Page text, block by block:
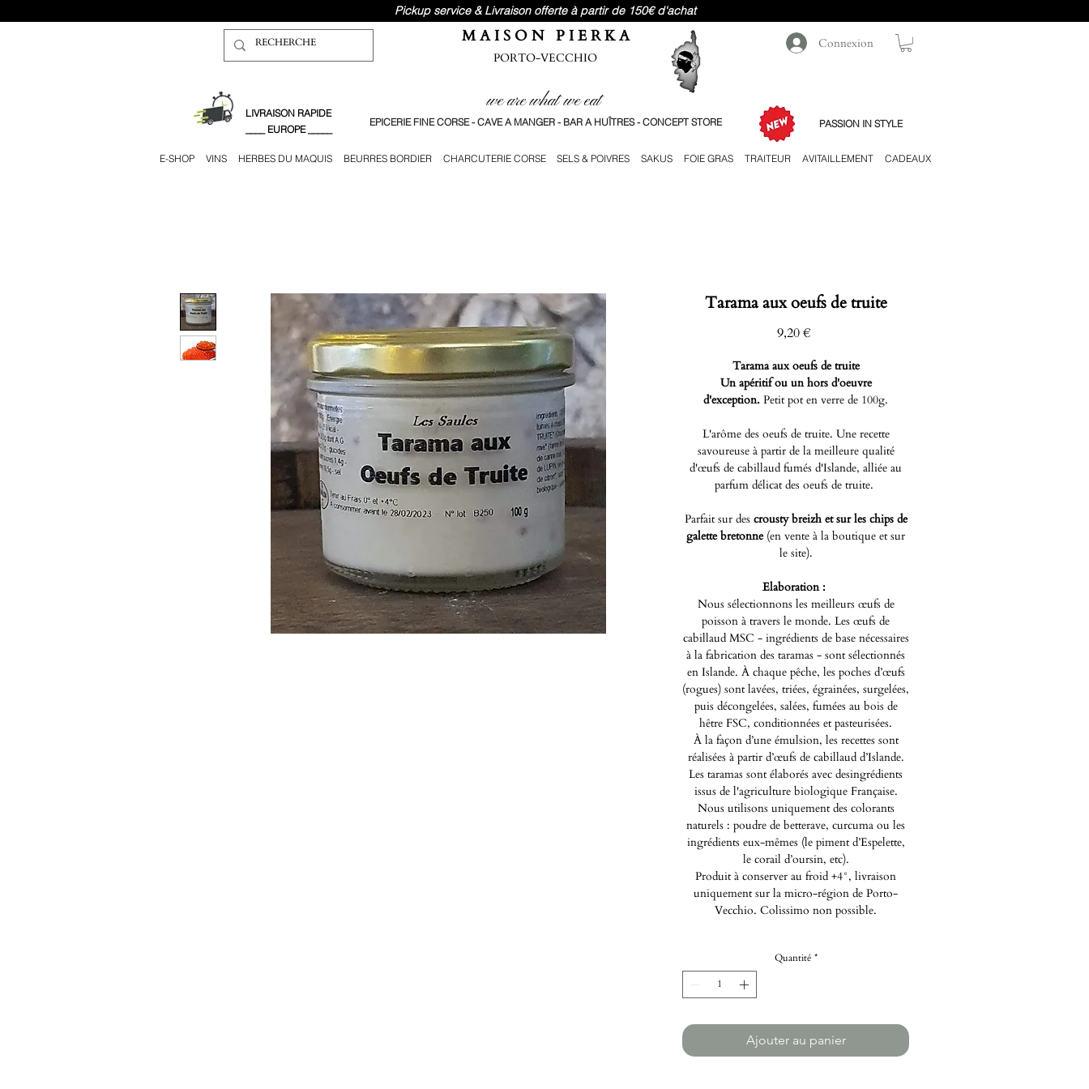
Pickup service & Livraison offerte à partir de 150€ d'achat
M A I S O N P I E R K A
PORTO-VECCHIO
​LIVRAISON RAPIDE
____ EUROPE _____
we are what we eat
EPICERIE FINE CORSE - CAVE A MANGER - BAR A HUÎTRES - CONCEPT STORE
Connexion
PASSION IN STYLE
E-SHOP VINS HERBES DU MAQUIS BEURRES BORDIER CHARCUTERIE CORSE SELS & POIVRES SAKUS FOIE GRAS TRAITEUR AVITAILLEMENT CADEAUX
Tarama aux oeufs de truite
9,20 €Prix
Tarama aux oeufs de truite
Un apéritif ou un hors d'oeuvre
d'exception. Petit pot en verre de 100g.
L'arôme des oeufs de truite. Une recette
savoureuse à partir de la meilleure qualité
d'œufs de cabillaud fumés d'Islande, alliée au
parfum délicat des oeufs de truite.
Parfait sur des crousty breizh et sur les chips de
galette bretonne(en vente à la boutique et sur
le site).
Elaboration :
Nous sélectionnons les meilleurs œufs de
poisson à travers le monde. Les œufs de
cabillaud MSC - ingrédients de base nécessaires
à la fabrication des taramas - sont sélectionnés
en Islande. À chaque pêche, les poches d’œufs
(rogues) sont lavées, triées, égrainées, surgelées,
puis décongelées, salées, fumées au bois de
hêtre FSC, conditionnées et pasteurisées.
À la façon d’une émulsion, les recettes sont
réalisées à partir d’œufs de cabillaud d’Islande.
Les taramas sont élaborés avec desingrédients
issus de l'agriculture biologique Française.
Nous utilisons uniquement des colorants
naturels : poudre de betterave, curcuma ou les
ingrédients eux-mêmes (le piment d’Espelette,
le corail d’oursin, etc).
Produit à conserver au froid +4°, livraison
uniquement sur la micro-région de Porto-
Vecchio. Colissimo non possible.
Quantité *
Ajouter au panier